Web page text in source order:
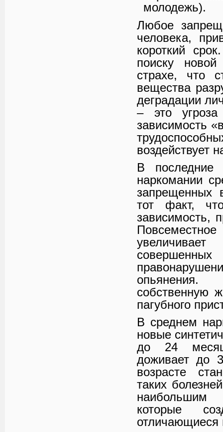
молодежь).
Любое
человека,
короткий
поиску
страхе, что
вещества
деградации
– это угроза
зависимость
воздействует
В последние
наркомании
запрещенных
тот факт,
зависимость,
опьянения.
собственную
пагубного
В среднем
новые
до 24
доживает до
возрасте
таких
наибольшим
которые
отличающиеся